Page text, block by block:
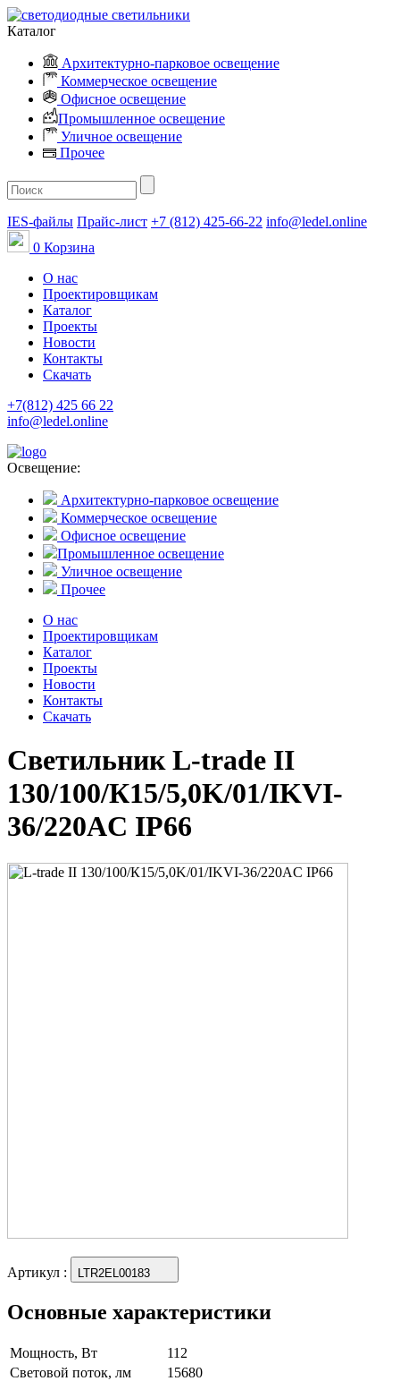
Каталог
Архитектурно-парковое освещение
Коммерческое освещение
Офисное освещение
Промышленное освещение
Уличное освещение
Прочее
IES-файлы Прайс-лист +7 (812) 425-66-22 info@ledel.online
0 Корзина
О нас
Проектировщикам
Каталог
Проекты
Новости
Контакты
Скачать
+7(812) 425 66 22
info@ledel.online
Освещение:
Архитектурно-парковое освещение
Коммерческое освещение
Офисное освещение
Промышленное освещение
Уличное освещение
Прочее
О нас
Проектировщикам
Каталог
Проекты
Новости
Контакты
Скачать
Светильник L-trade II
130/100/К15/5,0K/01/IKVI-
36/220AC IP66
Артикул : LTR2EL00183
Основные характеристики
Мощность, Вт
112
Световой поток, лм
15680